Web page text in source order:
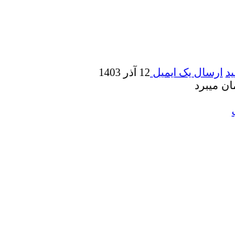
ارسال یک ایمیل 12 آذر 1403